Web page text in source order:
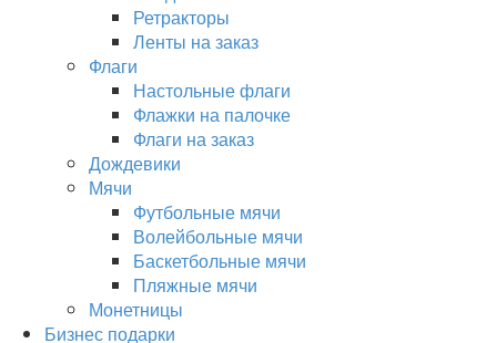
Ретракторы
Ленты на заказ
Флаги
Настольные флаги
Флажки на палочке
Флаги на заказ
Дождевики
Мячи
Футбольные мячи
Волейбольные мячи
Баскетбольные мячи
Пляжные мячи
Монетницы
Бизнес подарки